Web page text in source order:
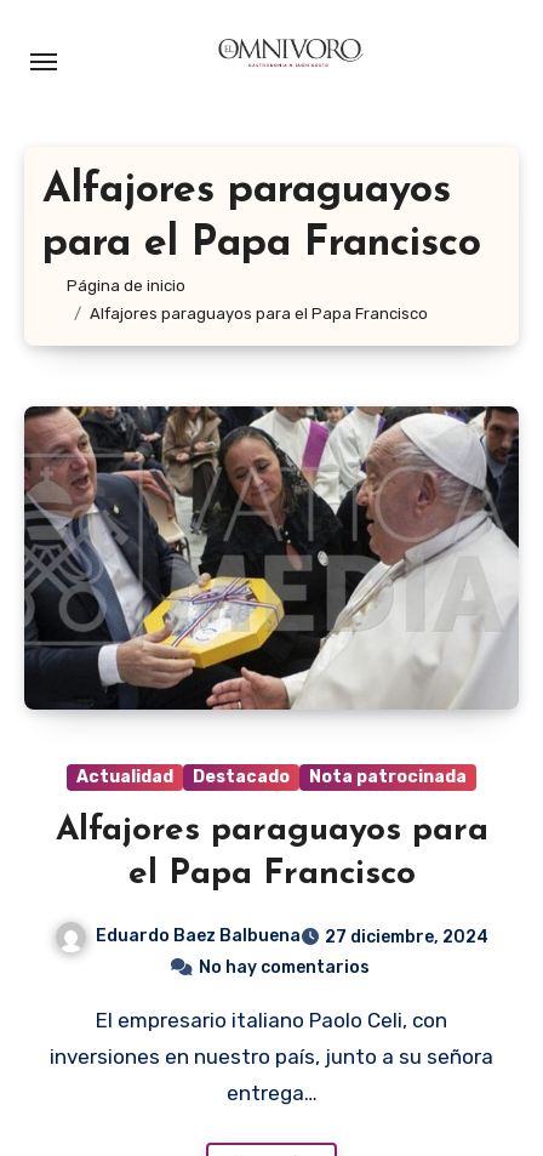
Alfajores paraguayos
para el Papa Francisco
Página de inicio
Alfajores paraguayos para el Papa Francisco
Actualidad Destacado Nota patrocinada
Alfajores paraguayos para
el Papa Francisco
Eduardo Baez Balbuena
27 diciembre, 2024
No hay comentarios
El empresario italiano Paolo Celi, con
inversiones en nuestro país, junto a su señora
entrega…